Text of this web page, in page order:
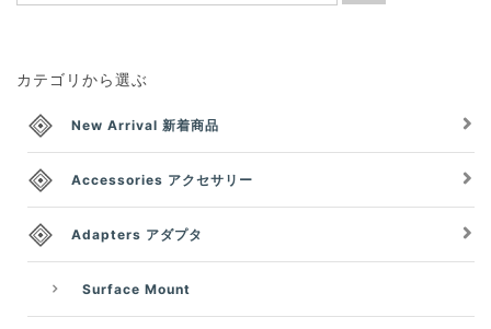
カテゴリから選ぶ
New Arrival 新着商品
Accessories アクセサリー
Adapters アダプタ
Surface Mount